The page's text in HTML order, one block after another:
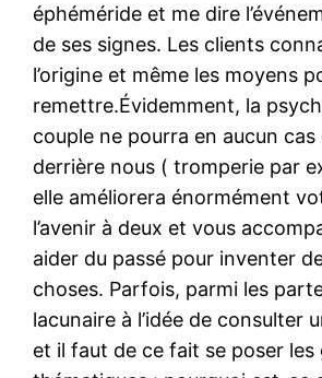
éphéméride et me dire
de ses signes. Les clients
l’origine et même les moyens
remettre.Évidemment, la
couple ne pourra en aucun
derrière nous ( tromperie par
elle améliorera énormément
l’avenir à deux et vous
aider du passé pour inventer
choses. Parfois, parmi les
lacunaire à l’idée de consulter
et il faut de ce fait se poser les